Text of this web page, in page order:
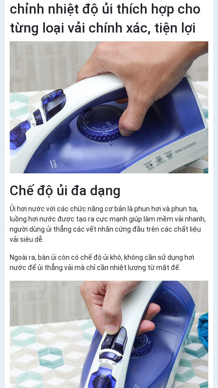
chỉnh nhiệt độ ủi thích hợp cho
từng loại vải chính xác, tiện lợi
Chế độ ủi đa dạng
Ủi hơi nước với các chức năng cơ bản là phun hơi và phun tia,
luồng hơi nước được tạo ra cực mạnh giúp làm mềm vải nhanh,
người dùng ủi thẳng các vết nhăn cứng đầu trên các chất liệu
vải siêu dễ.
Ngoài ra, bàn ủi còn có chế độ ủi khô, không cần sử dụng hơi
nước để ủi thẳng vải mà chỉ cần nhiệt lượng từ mặt đế.